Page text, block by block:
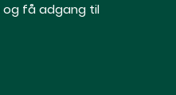
få adgang til